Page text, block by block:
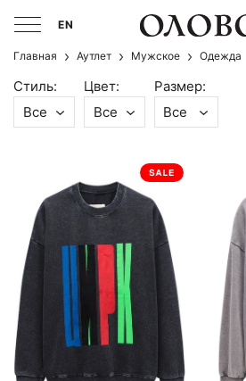
EN
Главная Аутлет Мужcкое Одежда
Стиль:
Все
Цвет:
Все
Размер:
Все